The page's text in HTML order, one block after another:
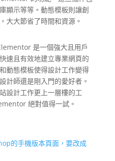
顯示等等。動態模板則讓創
大大節省了時間和資源。
是一個強大且用戶
速且有效地建立專業網頁的
動態模板使得設計工作變得
計師還是剛入門的愛好者。
設計工作更上一層樓的工
絕對值得一試。
的手機版本頁面，要改成